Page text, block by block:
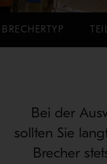
Bei der
sollten Sie
Brecher